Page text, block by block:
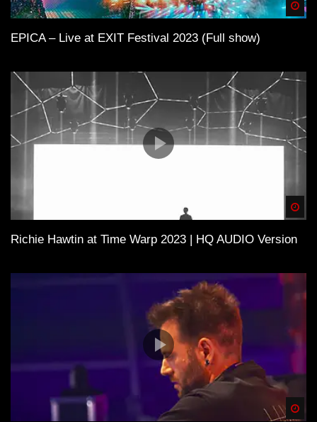
EPICA – Live at EXIT Festival 2023 (Full show)
Richie Hawtin at Time Warp 2023 | HQ AUDIO Version